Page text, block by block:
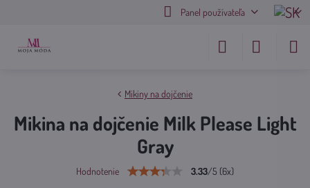
Panel používateľa
Mikiny na dojčenie
Mikina na dojčenie Milk Please Light
Gray
Hodnotenie 3.33/5 (6x)